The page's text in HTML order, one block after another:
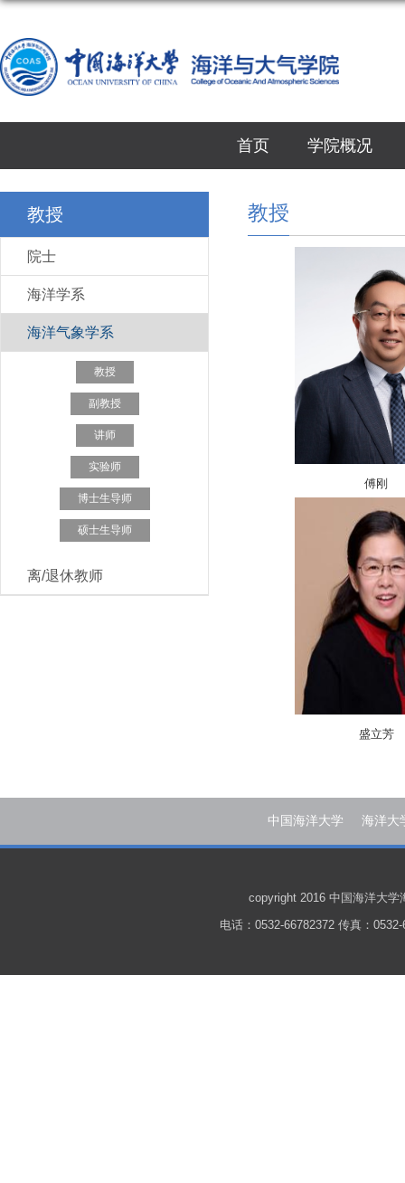
首页 学院概况
教授
院士
海洋学系
海洋气象学系
教授
副教授
讲师
实验师
博士生导师
硕士生导师
离/退休教师
教授
傅刚
盛立芳
中国海洋大学 海洋大
copyright 2016 中国海洋大学
电话：0532-66782372 传真：